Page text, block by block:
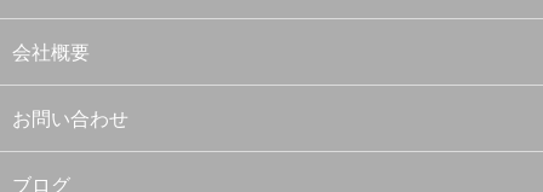
会社概要
お問い合わせ
ブログ